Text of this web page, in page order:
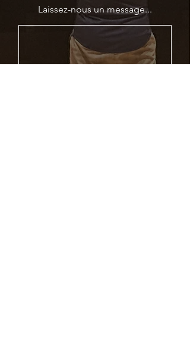
Laissez-nous un message...